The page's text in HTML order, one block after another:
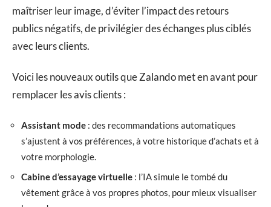
maîtriser leur image, d’éviter l’impact des retours
publics négatifs, de privilégier des échanges plus ciblés
avec leurs clients.
Voici les nouveaux outils que Zalando met en avant pour
remplacer les avis clients :
Assistant mode : des recommandations automatiques
s’ajustent à vos préférences, à votre historique d’achats et à
votre morphologie.
Cabine d’essayage virtuelle : l’IA simule le tombé du
vêtement grâce à vos propres photos, pour mieux visualiser